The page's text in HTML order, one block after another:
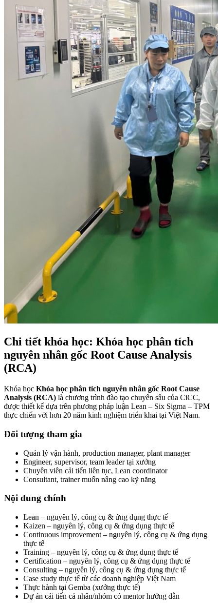
Chi tiết khóa học: Khóa học phân tích
nguyên nhân gốc Root Cause Analysis
(RCA)
Khóa học Khóa học phân tích nguyên nhân gốc Root Cause
Analysis (RCA) là chương trình đào tạo chuyên sâu của CiCC,
được thiết kế dựa trên phương pháp luận Lean – Six Sigma – TPM
thực chiến với hơn 20 năm kinh nghiệm triển khai tại Việt Nam.
Đối tượng tham gia
Quản lý vận hành, production manager, plant manager
Engineer, supervisor, team leader tại xưởng
Chuyên viên cải tiến liên tục, Lean coordinator
Consultant, trainer muốn nâng cao kỹ năng
Nội dung chính
Lean – nguyên lý, công cụ & ứng dụng thực tế
Kaizen – nguyên lý, công cụ & ứng dụng thực tế
Continuous improvement – nguyên lý, công cụ & ứng dụng
thực tế
Training – nguyên lý, công cụ & ứng dụng thực tế
Certification – nguyên lý, công cụ & ứng dụng thực tế
Consulting – nguyên lý, công cụ & ứng dụng thực tế
Case study thực tế từ các doanh nghiệp Việt Nam
Thực hành tại Gemba (xưởng thực tế)
Dự án cải tiến cá nhân/nhóm có mentor hướng dẫn